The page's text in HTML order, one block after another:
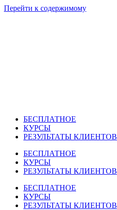
Перейти к содержимому
БЕСПЛАТНОЕ
КУРСЫ
РЕЗУЛЬТАТЫ КЛИЕНТОВ
БЕСПЛАТНОЕ
КУРСЫ
РЕЗУЛЬТАТЫ КЛИЕНТОВ
БЕСПЛАТНОЕ
КУРСЫ
РЕЗУЛЬТАТЫ КЛИЕНТОВ